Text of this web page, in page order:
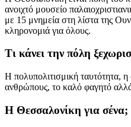
ανοιχτό μουσείο
με 15 μνημεία στη λίστα της
κληρονομιά για όλους.
Τι κάνει την πόλη
Η πολυπολιτισμική ταυτότητα,
ανθρώπους, το καλό φαγητό
Η Θεσσαλονίκη για σένα;